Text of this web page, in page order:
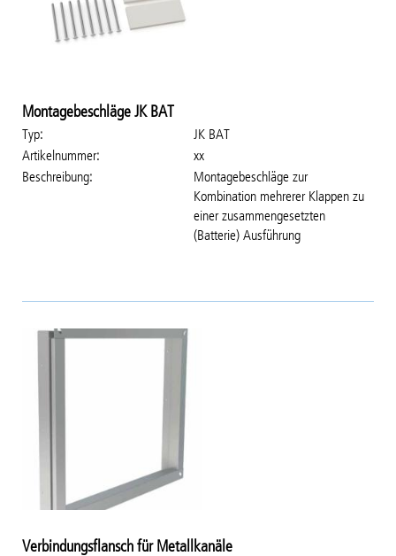
Montagebeschläge JK BAT
Typ
JK BAT
Artikelnummer
xx
Beschreibung
Montagebeschläge zur
Kombination mehrerer Klappen zu
einer zusammengesetzten
(Batterie) Ausführung
Verbindungsflansch für Metallkanäle